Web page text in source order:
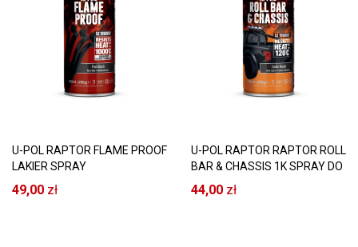
U-POL RAPTOR FLAME PROOF
LAKIER SPRAY
OGNIOODPORNY 1000°C
CZARNY MAT
49,00 zł
U-POL RAPTOR RAPTOR ROLL
BAR & CHASSIS 1K SPRAY DO
ORUROWANIA I ZAWIESZENIA
CZARNA SATYNA 120°C
44,00 zł